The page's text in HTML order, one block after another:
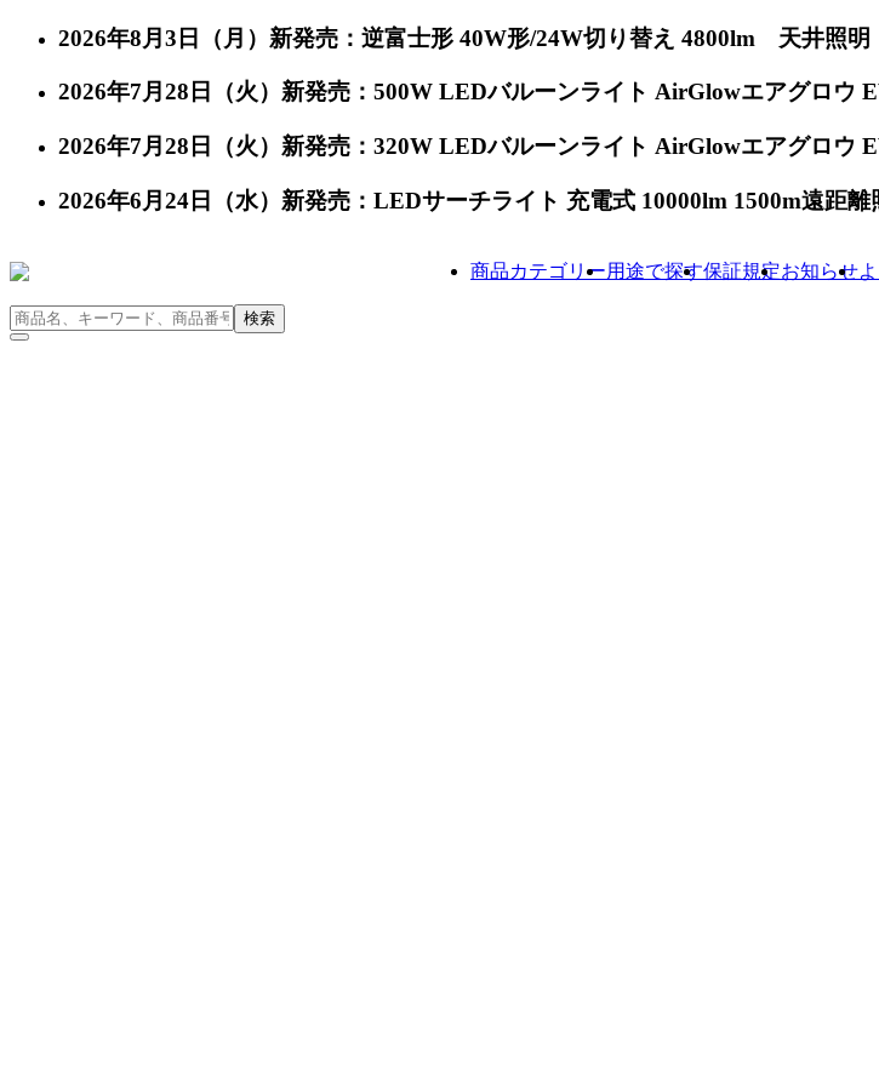
2026年8月3日（月）新発売：逆富士形 40W形/24W切り替え 4800lm 天井照
2026年7月28日（火）新発売：500W LEDバルーンライト AirGlowエアグロ
2026年7月28日（火）新発売：320W LEDバルーンライト AirGlowエアグロ
2026年6月24日（水）新発売：LEDサーチライト 充電式 10000lm 1500m遠距
商品カテゴリー用途で探す保証規定お知らせ